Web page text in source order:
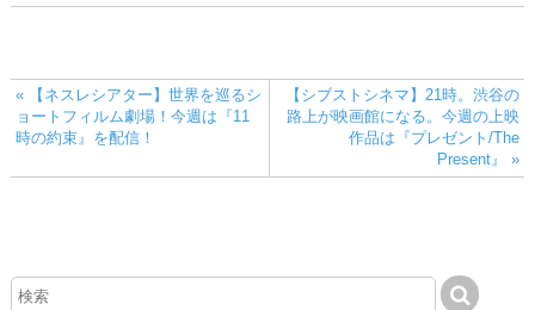
« 【ネスレシアター】世界を巡るシ
ョートフィルム劇場！今週は『11
時の約束』を配信！
【シブストシネマ】21時。渋谷の
路上が映画館になる。今週の上映
作品は『プレゼント/The
Present』 »